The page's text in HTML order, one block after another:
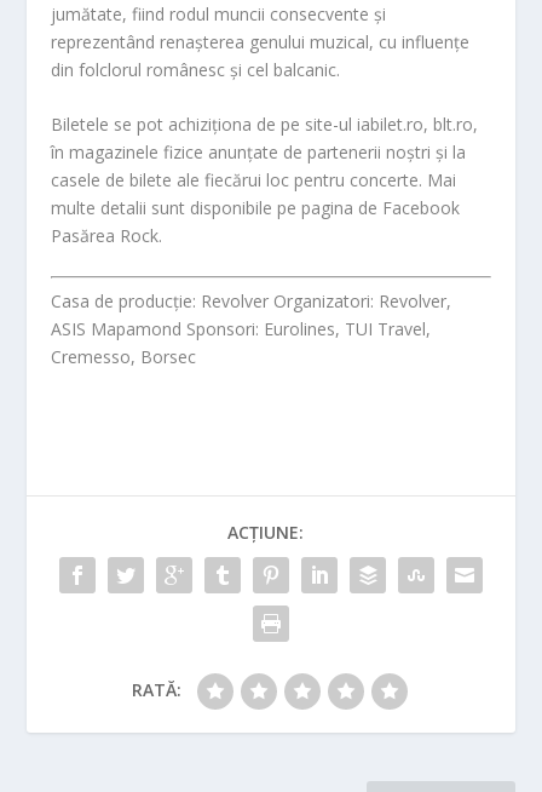
jumătate, fiind rodul muncii consecvente și
reprezentând renașterea genului muzical, cu influențe
din folclorul românesc și cel balcanic.
Biletele se pot achiziționa de pe site-ul iabilet.ro, blt.ro,
în magazinele fizice anunțate de partenerii noștri și la
casele de bilete ale fiecărui loc pentru concerte. Mai
multe detalii sunt disponibile pe pagina de Facebook
Pasărea Rock.
Casa de producție: Revolver Organizatori: Revolver,
ASIS Mapamond Sponsori: Eurolines, TUI Travel,
Cremesso, Borsec
ACȚIUNE:
RATĂ: